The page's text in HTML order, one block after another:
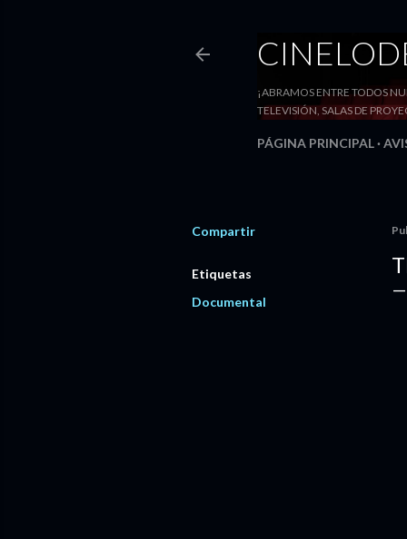
¡ABRAMOS ENTRE TODOS
TELEVISIÓN, SALAS DE
PÁGINA PRINCIPAL
Compartir
Etiquetas
Documental